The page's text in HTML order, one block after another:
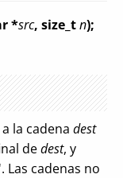
*src, size_tn);
a la cadena dest
dedest, y
Las cadenas no